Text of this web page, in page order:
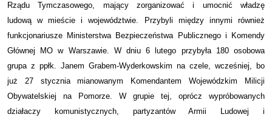
Rządu Tymczasowego, mający zorganizować i umocnić władzę
ludową w mieście i województwie. Przybyli między innymi również
funkcjonariusze Ministerstwa Bezpieczeństwa Publicznego i Komendy
Głównej MO w Warszawie. W dniu 6 lutego przybyła 180 osobowa
grupa z ppłk. Janem Grabem-Wyderkowskim na czele, wcześniej, bo
już 27 stycznia mianowanym Komendantem Wojewódzkim Milicji
Obywatelskiej na Pomorze. W grupie tej, oprócz wypróbowanych
działaczy komunistycznych, partyzantów Armii Ludowej i